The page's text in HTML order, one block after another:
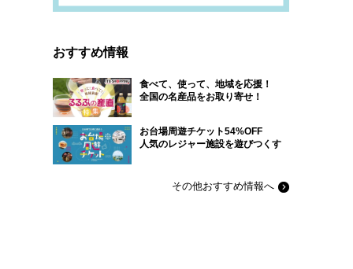
おすすめ情報
食べて、使って、地域を応援！
全国の名産品をお取り寄せ！
お台場周遊チケット54%OFF
人気のレジャー施設を遊びつくす
その他おすすめ情報へ